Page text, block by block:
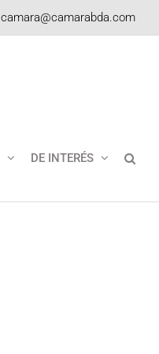
camara@camarabda.com
DE INTERÉS